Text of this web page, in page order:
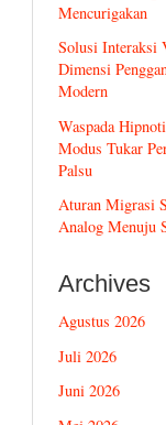
Mencurigakan
Solusi Interaksi
Dimensi
Modern
Waspada
Modus Tukar
Palsu
Aturan Migrasi
Analog Menuju
Archives
Agustus 2026
Juli 2026
Juni 2026